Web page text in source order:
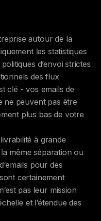
autour de la
les statistiques
d’envoi strictes
des flux
clé - vos emails de
ne peuvent pas être
plus bas de votre
à grande
même séparation ou
pour des
certainement
pas leur mission
et l’étendue des